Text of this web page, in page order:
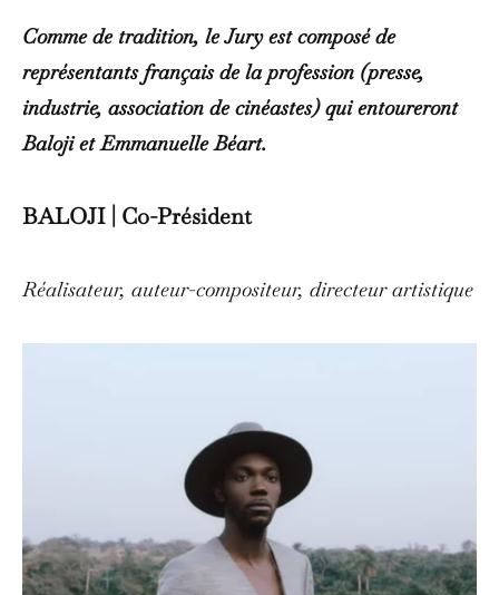
Comme de tradition, le Jury est composé de
représentants français de la profession (presse,
industrie, association de cinéastes) qui entoureront
Baloji et Emmanuelle Béart.
BALOJI | Co-Président
Réalisateur, auteur-compositeur, directeur artistique